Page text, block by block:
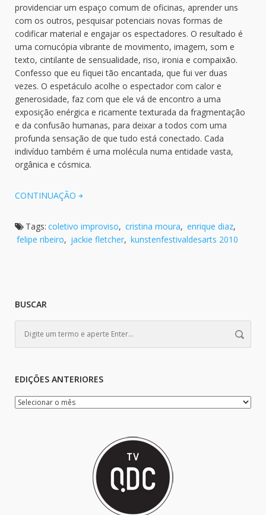
providenciar um espaço comum de oficinas, aprender uns
com os outros, pesquisar potenciais novas formas de
codificar material e engajar os espectadores. O resultado é
uma cornucópia vibrante de movimento, imagem, som e
texto, cintilante de sensualidade, riso, ironia e compaixão.
Confesso que eu fiquei tão encantada, que fui ver duas
vezes. O espetáculo acolhe o espectador com calor e
generosidade, faz com que ele vá de encontro a uma
exposição enérgica e ricamente texturada da fragmentação
e da confusão humanas, para deixar a todos com uma
profunda sensação de que tudo está conectado. Cada
indivíduo também é uma molécula numa entidade vasta,
orgânica e cósmica.
CONTINUAÇÃO
Tags: coletivo improviso, cristina moura, enrique diaz,
felipe ribeiro, jackie fletcher, kunstenfestivaldesarts 2010
BUSCAR
EDIÇÕES ANTERIORES